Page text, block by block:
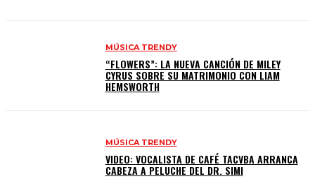
MÚSICA TRENDY
“FLOWERS”: LA NUEVA CANCIÓN DE MILEY
CYRUS SOBRE SU MATRIMONIO CON LIAM
HEMSWORTH
MÚSICA TRENDY
VIDEO: VOCALISTA DE CAFÉ TACVBA ARRANCA
CABEZA A PELUCHE DEL DR. SIMI